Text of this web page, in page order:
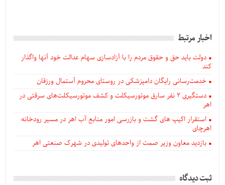
اخبار مرتبط
دولت باید حق و حقوق مردم را با آزادسازی سهام عدالت خود آنها واگذار
کند
خدمت‌رسانی رایگان دامپزشکی در روستای محروم آستمال ورزقان
دستگيری ۲ نفر سارق موتورسیکلت و کشف موتورسیکلت‌های سرقتی در
اهر
استقرار اکیپ های گشت و بازرسی امور منابع آب اهر در مسیر رودخانه
اهرچای
بازدید معاون وزیر صمت از واحدهای تولیدی در شهرک صنعتی اهر
ثبت دیدگاه